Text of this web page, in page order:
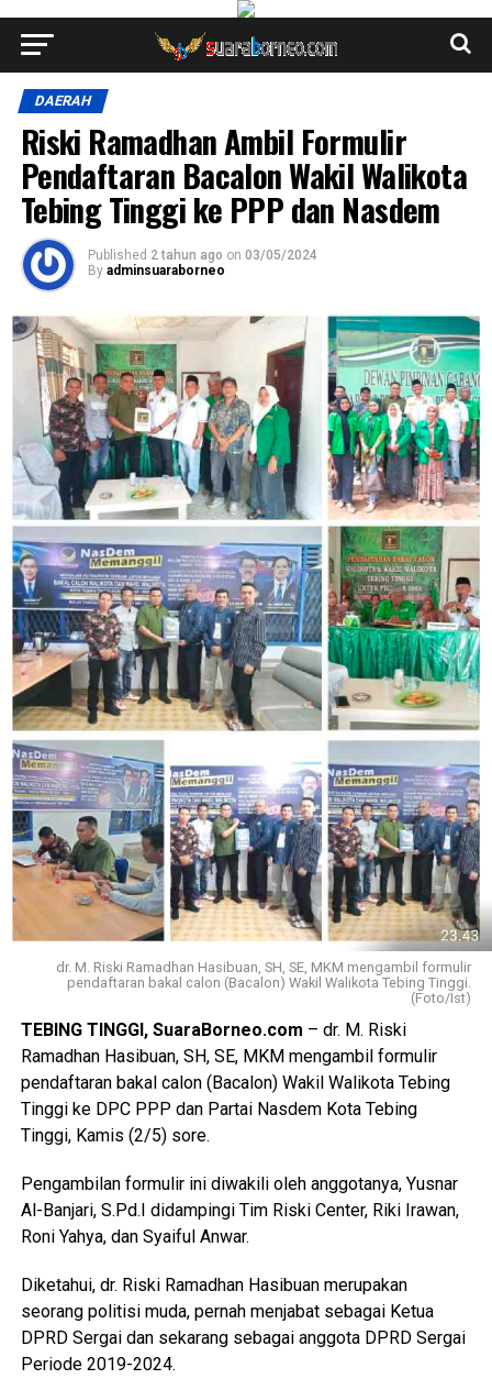
DAERAH
Riski Ramadhan Ambil Formulir
Pendaftaran Bacalon Wakil Walikota
Tebing Tinggi ke PPP dan Nasdem
Published 2 tahun ago on 03/05/2024
By adminsuaraborneo
dr. M. Riski Ramadhan Hasibuan, SH, SE, MKM mengambil formulir
pendaftaran bakal calon (Bacalon) Wakil Walikota Tebing Tinggi.
(Foto/Ist)
TEBING TINGGI, SuaraBorneo.com – dr. M. Riski
Ramadhan Hasibuan, SH, SE, MKM mengambil formulir
pendaftaran bakal calon (Bacalon) Wakil Walikota Tebing
Tinggi ke DPC PPP dan Partai Nasdem Kota Tebing
Tinggi, Kamis (2/5) sore.
Pengambilan formulir ini diwakili oleh anggotanya, Yusnar
Al-Banjari, S.Pd.I didampingi Tim Riski Center, Riki Irawan,
Roni Yahya, dan Syaiful Anwar.
Diketahui, dr. Riski Ramadhan Hasibuan merupakan
seorang politisi muda, pernah menjabat sebagai Ketua
DPRD Sergai dan sekarang sebagai anggota DPRD Sergai
Periode 2019-2024.